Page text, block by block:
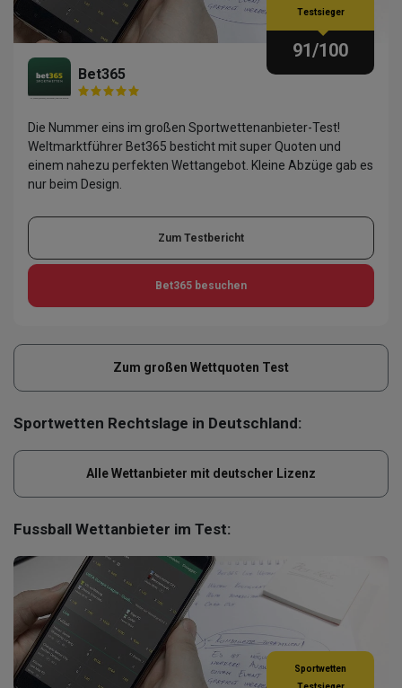
Bet365
Testsieger
91/100
Die Nummer eins im großen Sportwettenanbieter-Test!
Weltmarktführer Bet365 besticht mit super Quoten und
einem nahezu perfekten Wettangebot. Kleine Abzüge gab es
nur beim Design.
Zum Testbericht
Bet365 besuchen
Zum großen Wettquoten Test
Sportwetten Rechtslage in Deutschland:
Alle Wettanbieter mit deutscher Lizenz
Fussball Wettanbieter im Test:
Sportwetten